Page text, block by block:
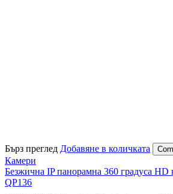
Бърз преглед Добавяне в количката
Камери
Безжична IP панорамна 360 градуса
QP136